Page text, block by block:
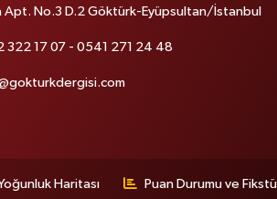
Apt. No.3 D.2 Göktürk-Eyüpsultan/İstanbul
322 17 07 - 0541 271 24 48
Haritası Puan Durumu ve